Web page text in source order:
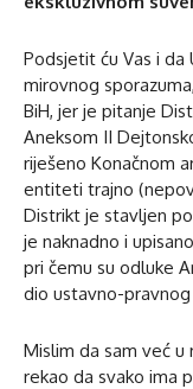
Podsjetit ću Vas i da
mirovnog
BiH, jer je pitanje
Aneksom II
riješeno Konačnom
entiteti trajno
Distrikt je stavljen
je naknadno i
pri čemu su odluke
dio ustavno-
Mislim da sam već
rekao da svako ima